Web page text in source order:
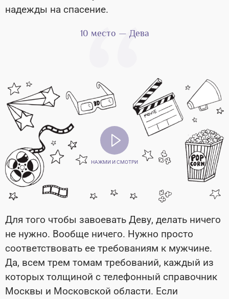
надежды на спасение.
10 место — Дева
НАЖМИ И СМОТРИ
Для того чтобы завоевать Деву, делать ничего
не нужно. Вообще ничего. Нужно просто
соответствовать ее требованиям к мужчине.
Да, всем трем томам требований, каждый из
которых толщиной с телефонный справочник
Москвы и Московской области. Если